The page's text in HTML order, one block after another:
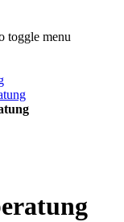
toggle menu